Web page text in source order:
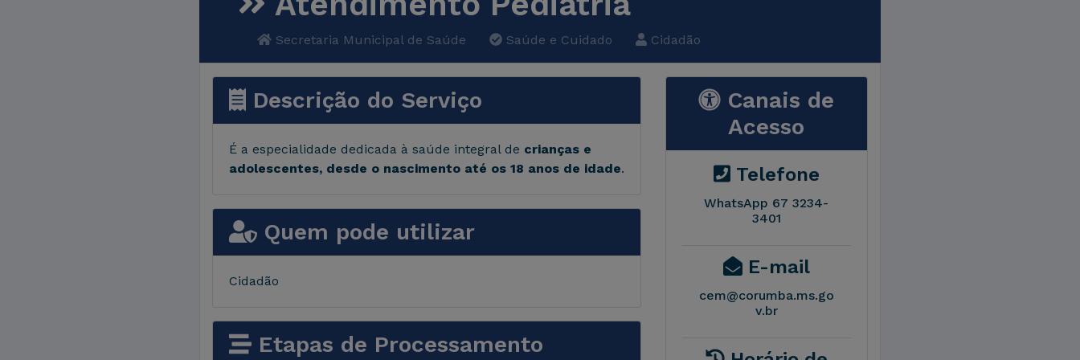
Secretaria Municipal de Saúde Saúde e Cuidado Cidadão
Descrição do Serviço
É a especialidade dedicada à saúde integral de crianças e
adolescentes, desde o nascimento até os 18 anos de idade.
Quem pode utilizar
Cidadão
Etapas de Processamento
Canais de
Acesso
Telefone
WhatsApp 67 3234-
3401
E-mail
cem@corumba.ms.go
v.br